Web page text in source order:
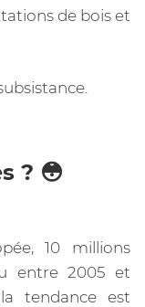
de bois et
? 😳
10 millions
entre 2005 et
tendance est